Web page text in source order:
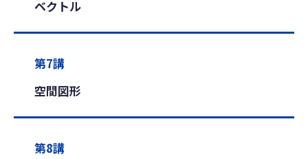
ベクトル
第7講
空間図形
第8講